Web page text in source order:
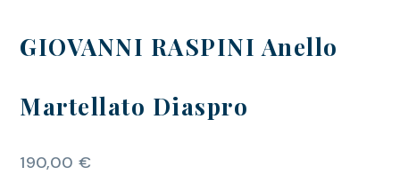
GIOVANNI RASPINI Anello
Martellato Diaspro
190,00 €